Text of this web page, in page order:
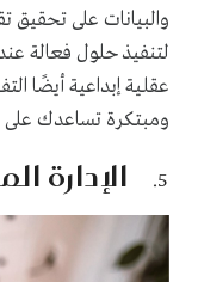
والبيانات على
لتنفيذ حلول فعالة
عقلية إبداعية أيضًا
ومبتكرة تساعدك على
الإدارة